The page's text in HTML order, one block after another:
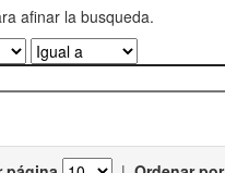
afinar la busqueda.